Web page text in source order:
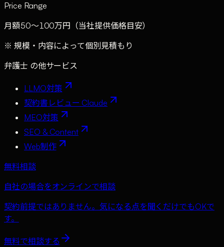
Price Range
月額50〜100万円（当社提供価格目安）
※ 規模・内容によって個別見積もり
弁護士 の他サービス
LLMO対策
契約書レビュー Claude
MEO対策
SEO & Content
Web制作
無料相談
自社の場合をオンラインで相談
契約前提ではありません。気になる点を聞くだけでもOKで
す。
無料で相談する